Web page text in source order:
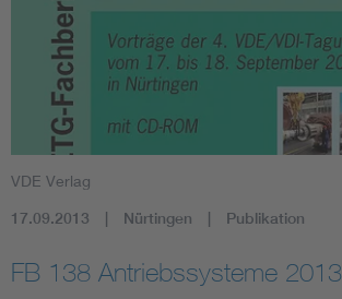
AI & Digital Trust
Health
Mobility
VDE Verlag
17.09.2013 Nürtingen Publikation
FB 138 Antriebssysteme 2013